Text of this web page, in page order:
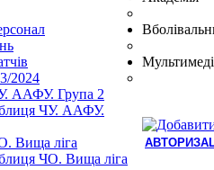
2024
ААФУ. Група 2
ЧУ. ААФУ.
Вища ліга
ЧО. Вища ліга